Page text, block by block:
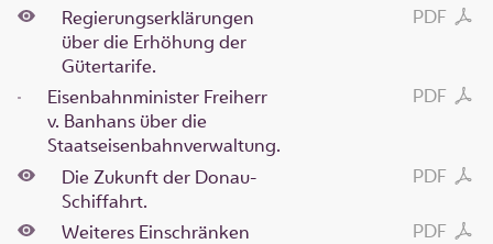
PDF
Regierungserklärungen
über die Erhöhung der
Gütertarife.
PDF
Eisenbahnminister Freiherr
v. Banhans über die
Staatseisenbahnverwaltung.
PDF
Die Zukunft der Donau-
Schiffahrt.
PDF
Weiteres Einschränken